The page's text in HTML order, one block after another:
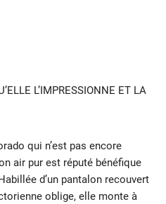
L’IMPRESSIONNE ET LA
qui n’est pas encore
air pur est réputé bénéfique
d’un pantalon recouvert
oblige, elle monte à